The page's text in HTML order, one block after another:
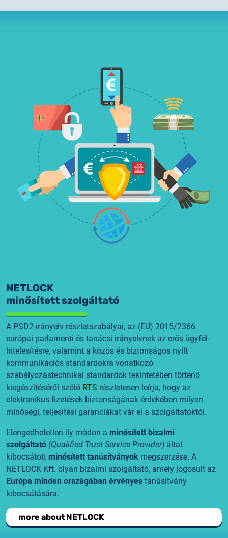
NETLOCK
minősített szolgáltató
A PSD2-irányelv részletszabályai, az (EU) 2015/2366
európai parlamenti és tanácsi irányelvnek az erős ügyfél-
hitelesítésre, valamint a közös és biztonságos nyílt
kommunikációs standardokra vonatkozó
szabályozástechnikai standardok tekintetében történő
kiegészítéséről szóló RTS részletesen leírja, hogy az
elektronikus fizetések biztonságának érdekében milyen
minőségi, teljesítési garanciákat vár el a szolgáltatóktól.
Elengedhetetlen ily módon a minősített bizalmi
szolgáltató (Qualified Trust Service Provider) által
kibocsátott minősített tanúsítványok megszerzése. A
NETLOCK Kft. olyan bizalmi szolgáltató, amely jogosult az
Európa minden országában érvényes tanúsítvány
kibocsátására.
more about NETLOCK